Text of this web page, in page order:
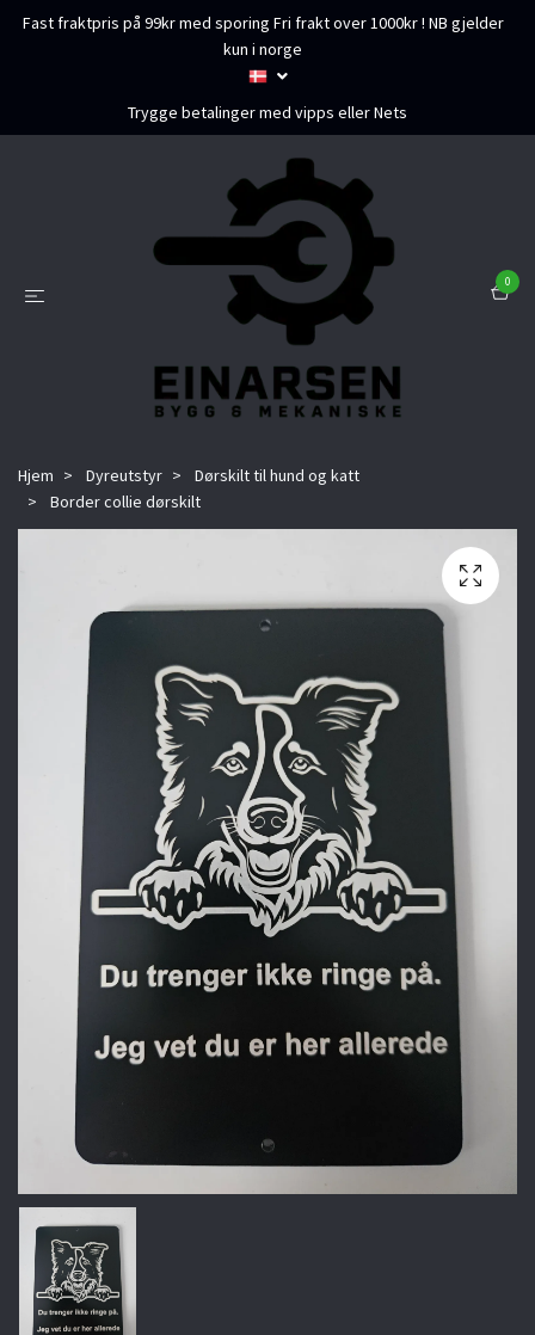
Fast fraktpris på 99kr med sporing Fri frakt over 1000kr ! NB gjelder
kun i norge
Trygge betalinger med vipps eller Nets
0
Hjem Dyreutstyr
Dørskilt til hund og katt
Border collie dørskilt